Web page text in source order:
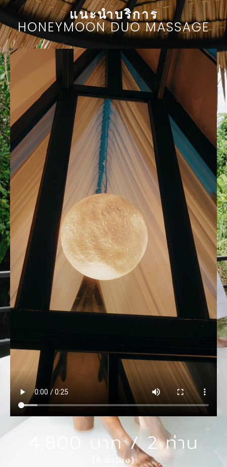
แนะนำบริการ
HONEYMOON DUO MASSAGE
4,800 บาท / 2 ท่าน
(4 ชั่วโมง)